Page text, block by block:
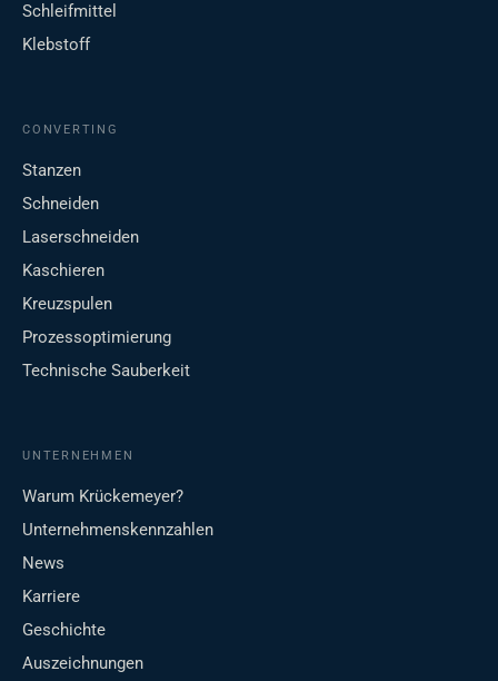
Schleifmittel
Klebstoff
CONVERTING
Stanzen
Schneiden
Laserschneiden
Kaschieren
Kreuzspulen
Prozessoptimierung
Technische Sauberkeit
UNTERNEHMEN
Warum Krückemeyer?
Unternehmenskennzahlen
News
Karriere
Geschichte
Auszeichnungen